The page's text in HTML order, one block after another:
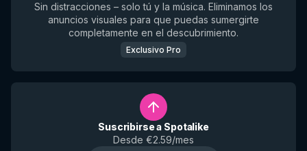
Sin distracciones – solo tú y la música. Eliminamos los
anuncios visuales para que puedas sumergirte
completamente en el descubrimiento.
Exclusivo Pro
Suscribirse a Spotalike
Desde €2.59/mes